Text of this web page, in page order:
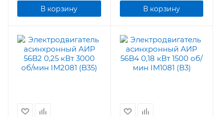
В корзину В корзину